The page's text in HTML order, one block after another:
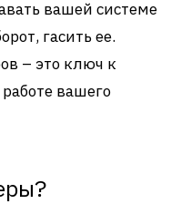
вашей системе
гасить ее.
– это ключ к
вашего